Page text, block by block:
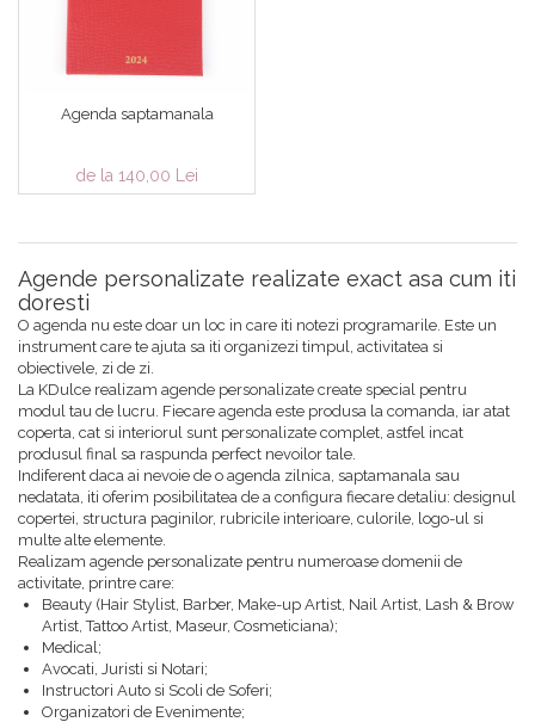
Agenda saptamanala
de la 140,00 Lei
Agende personalizate realizate exact asa cum iti
doresti
O agenda nu este doar un loc in care iti notezi programarile. Este un
instrument care te ajuta sa iti organizezi timpul, activitatea si
obiectivele, zi de zi.
La KDulce realizam agende personalizate create special pentru
modul tau de lucru. Fiecare agenda este produsa la comanda, iar atat
coperta, cat si interiorul sunt personalizate complet, astfel incat
produsul final sa raspunda perfect nevoilor tale.
Indiferent daca ai nevoie de o agenda zilnica, saptamanala sau
nedatata, iti oferim posibilitatea de a configura fiecare detaliu: designul
copertei, structura paginilor, rubricile interioare, culorile, logo-ul si
multe alte elemente.
Realizam agende personalizate pentru numeroase domenii de
activitate, printre care:
Beauty (Hair Stylist, Barber, Make-up Artist, Nail Artist, Lash & Brow
Artist, Tattoo Artist, Maseur, Cosmeticiana);
Medical;
Avocati, Juristi si Notari;
Instructori Auto si Scoli de Soferi;
Organizatori de Evenimente;